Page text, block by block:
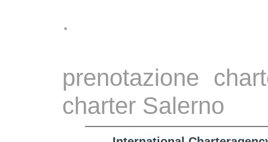
.
prenotazione
charter Salerno